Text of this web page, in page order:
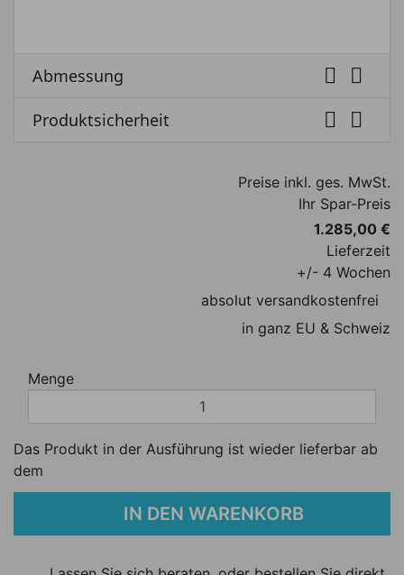
Abmessung  
Produktsicherheit  
Preise inkl. ges. MwSt.
Ihr Spar-Preis
1.285,00 €
Lieferzeit
+/- 4 Wochen
absolut versandkostenfrei
in ganz EU & Schweiz
Menge
Das Produkt in der Ausführung ist wieder lieferbar ab
dem
IN DEN WARENKORB